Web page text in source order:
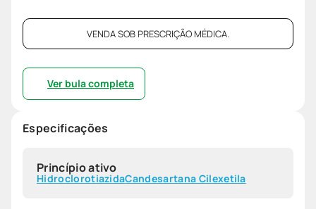
VENDA SOB PRESCRIÇÃO MÉDICA.
Ver bula completa
Especificações
Princípio ativo
HidroclorotiazidaCandesartana Cilexetila